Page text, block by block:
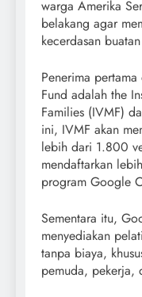
warga Amerika
belakang agar
kecerdasan
Penerima
Fund adalah the
Families (IVMF)
ini, IVMF akan
lebih dari 1.800
mendaftarkan
program Google
Sementara itu,
menyediakan
tanpa biaya,
pemuda, pekerja,